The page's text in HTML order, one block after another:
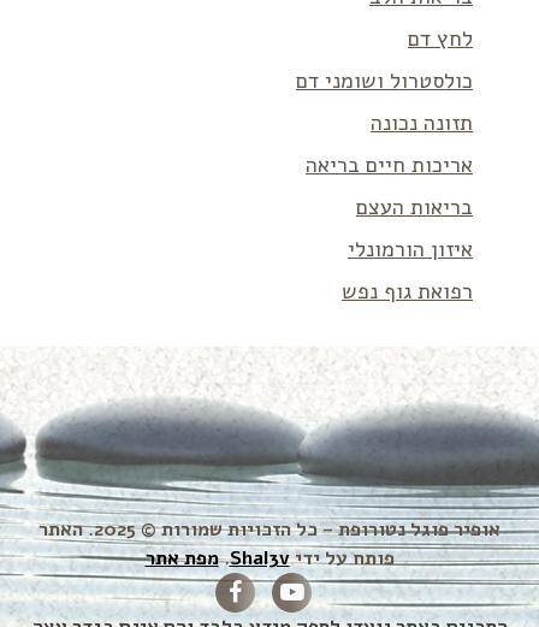
לחץ דם
כולסטרול ושומני דם
תזונה נכונה
אריכות חיים בריאה
בריאות העצם
איזון הורמונלי
רפואת גוף נפש
אופיר פוגל נטורופת – כל הזכויות שמורות © 2025. האתר
פותח על ידיShal3v
.מפת אתר